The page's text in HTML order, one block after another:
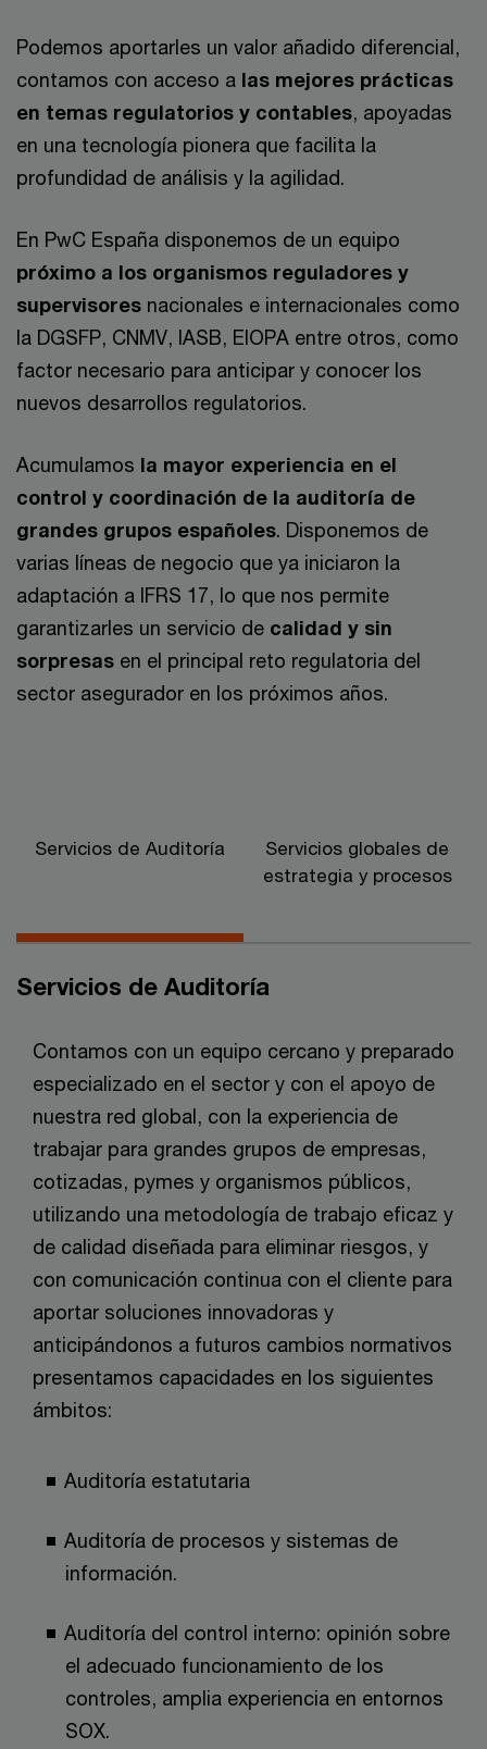
Podemos aportarles un valor añadido diferencial,
contamos con acceso a las mejores prácticas
en temas regulatorios y contables, apoyadas
en una tecnología pionera que facilita la
profundidad de análisis y la agilidad.
En PwC España disponemos de un equipo
próximo a los organismos reguladores y
supervisores nacionales e internacionales como
la DGSFP, CNMV, IASB, EIOPA entre otros, como
factor necesario para anticipar y conocer los
nuevos desarrollos regulatorios.
Acumulamos la mayor experiencia en el
control y coordinación de la auditoría de
grandes grupos españoles. Disponemos de
varias líneas de negocio que ya iniciaron la
adaptación a IFRS 17, lo que nos permite
garantizarles un servicio de calidad y sin
sorpresas en el principal reto regulatoria del
sector asegurador en los próximos años.
Servicios de Auditoría
Servicios globales de
estrategia y procesos
Servicios de Auditoría
Contamos con un equipo cercano y preparado
especializado en el sector y con el apoyo de
nuestra red global, con la experiencia de
trabajar para grandes grupos de empresas,
cotizadas, pymes y organismos públicos,
utilizando una metodología de trabajo eficaz y
de calidad diseñada para eliminar riesgos, y
con comunicación continua con el cliente para
aportar soluciones innovadoras y
anticipándonos a futuros cambios normativos
presentamos capacidades en los siguientes
ámbitos:
Auditoría estatutaria
Auditoría de procesos y sistemas de
información.
Auditoría del control interno: opinión sobre
el adecuado funcionamiento de los
controles, amplia experiencia en entornos
SOX.